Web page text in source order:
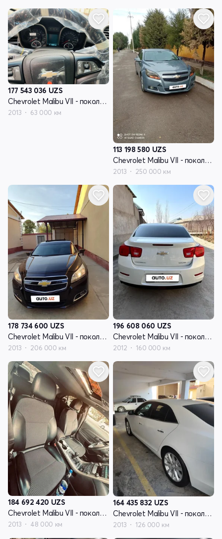
177 543 036 UZS
Chevrolet Malibu VII - поколение
2013 63 000 км
113 198 580 UZS
Chevrolet Malibu VII - поколение
2013 250 000 км
178 734 600 UZS
Chevrolet Malibu VII - поколение
2013 206 000 км
196 608 060 UZS
Chevrolet Malibu VII - поколение
2012 160 000 км
184 692 420 UZS
Chevrolet Malibu VII - поколение
2013 48 000 км
164 435 832 UZS
Chevrolet Malibu VII - поколение
2013 126 000 км